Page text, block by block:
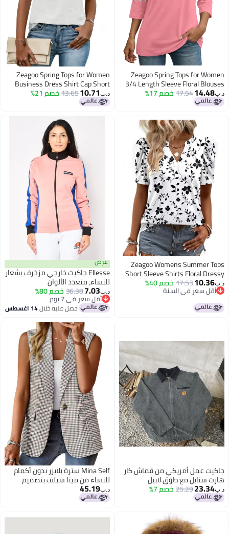
Zeagoo Spring Tops for Women
3/4 Length Sleeve Floral Blouses
Dressy Casual Crewneck Pleated
Tshirt Shirts Office Clothes
د.ب‏14.48
17.54خصم 17%
Zeagoo Spring Tops for Women
Business Dress Shirt Cap Short
Sleeve Dressy Blouses Office
Interview Outfits White
د.ب‏10.71
13.65خصم 21%
Zeagoo Womens Summer Tops
Short Sleeve Shirts Floral Dressy
Casual Blouses V Neck Spring Tee
Country Concert Outfit
د.ب‏10.36
17.53خصم 40%
أقل سعر في السنة
أقل سعر في السنة
عرض
Ellesse جاكيت خارجي مزخرف بشعار
للنساء، متعدد الألوان
د.ب‏7.03
36.38خصم 80%
أقل سعر في 7 يوم
أقل سعر في 7 يوماحصل عليه خلال14 اغسطس
جاكيت عمل أمريكي من قماش كار
هارت ستايل مع طوق لابيل
كلاسيكي مع غطاء رأس للجنسين -
ديترويت تريندي
د.ب‏23.34
25.29خصم 7%
Mina Self سترة بلايزر بدون أكمام
للنساء من مينا سيلف بتصميم
مربعات هوندستوث بلون تان، جاكيت
فضفاض، ملابس عمل كاجوال
د.ب‏45.19